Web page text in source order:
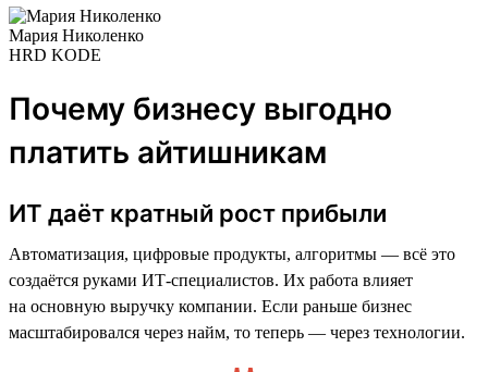
Мария Николенко
HRD KODE
Почему бизнесу выгодно
платить айтишникам
ИТ даёт кратный рост прибыли
Автоматизация, цифровые продукты, алгоритмы — всё это
создаётся руками ИТ-специалистов. Их работа влияет
на основную выручку компании. Если раньше бизнес
масштабировался через найм, то теперь — через технологии.